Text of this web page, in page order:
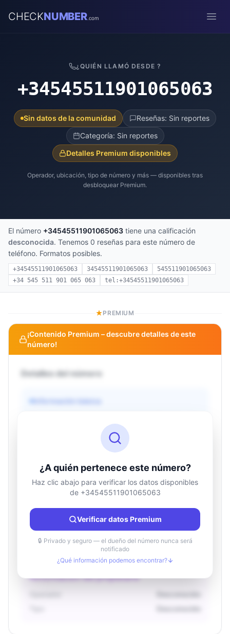
CHECKNUMBER.com
¿QUIÉN LLAMÓ DESDE ?
+34545511901065063
Sin datos de la comunidad
Reseñas: Sin reportes
Categoría: Sin reportes
Detalles Premium disponibles
Operador, ubicación, tipo de número y más — disponibles tras
desbloquear Premium.
El número +34545511901065063 tiene una calificación
desconocida. Tenemos 0 reseñas para este número de
teléfono. Formatos posibles.
+34545511901065063 34545511901065063
545511901065063
+34 545 511 901 065 063
tel:+34545511901065063
PREMIUM
¡Contenido Premium – descubre detalles de este
número!
Detalles del número
Información básica
Información de ubicación
País
Desconocido
Ciudad
Desconocido
Región
Desconocido
Información del propietario
¿A quién pertenece este número?
Haz clic abajo para verificar los datos disponibles
de +34545511901065063
Verificar datos Premium
🔒 Privado y seguro — el dueño del número nunca será
notificado
¿Qué información podemos encontrar?